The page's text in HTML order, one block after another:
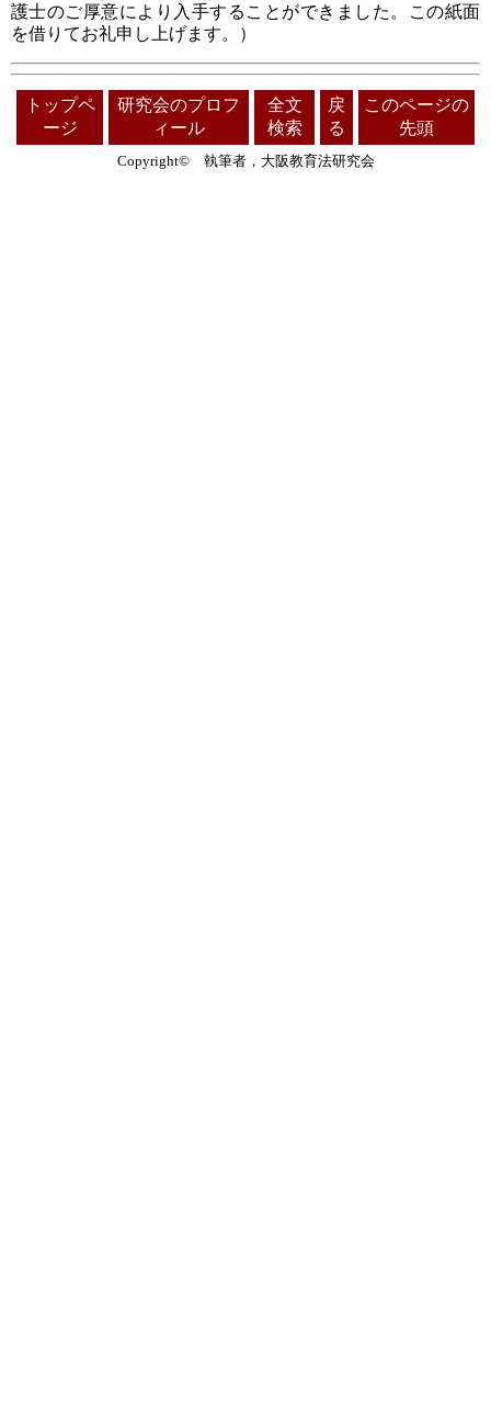
護士のご厚意により入手することができました。この紙面
を借りてお礼申し上げます。）
トップペ
ージ
研究会のプロフ
ィール
全文
検索
戻
る
このページの
先頭
Copyright© 執筆者，大阪教育法研究会